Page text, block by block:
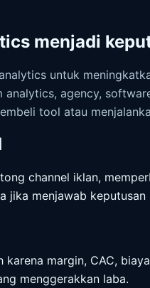
menjadi
untuk
agency,
tool atau
channel iklan,
jika menjawab keputusan
margin, CAC,
menggerakkan laba.